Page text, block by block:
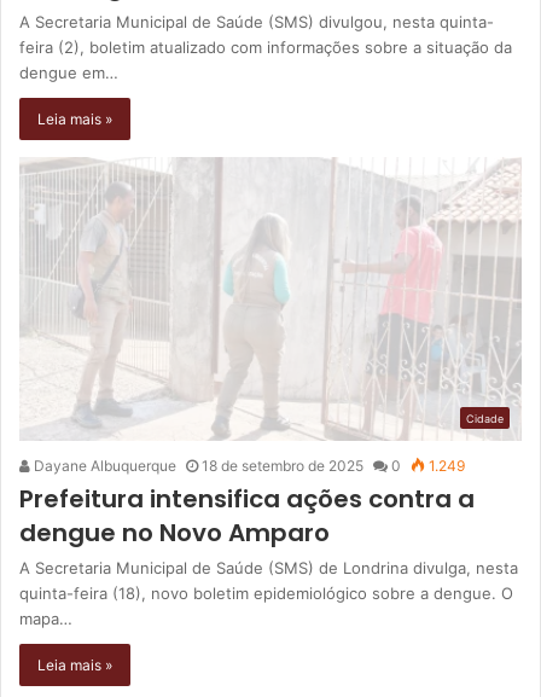
A Secretaria Municipal de Saúde (SMS) divulgou, nesta quinta-
feira (2), boletim atualizado com informações sobre a situação da
dengue em…
Leia mais »
Cidade
Dayane Albuquerque 18 de setembro de 2025 0 1.249
Prefeitura intensifica ações contra a
dengue no Novo Amparo
A Secretaria Municipal de Saúde (SMS) de Londrina divulga, nesta
quinta-feira (18), novo boletim epidemiológico sobre a dengue. O
mapa…
Leia mais »